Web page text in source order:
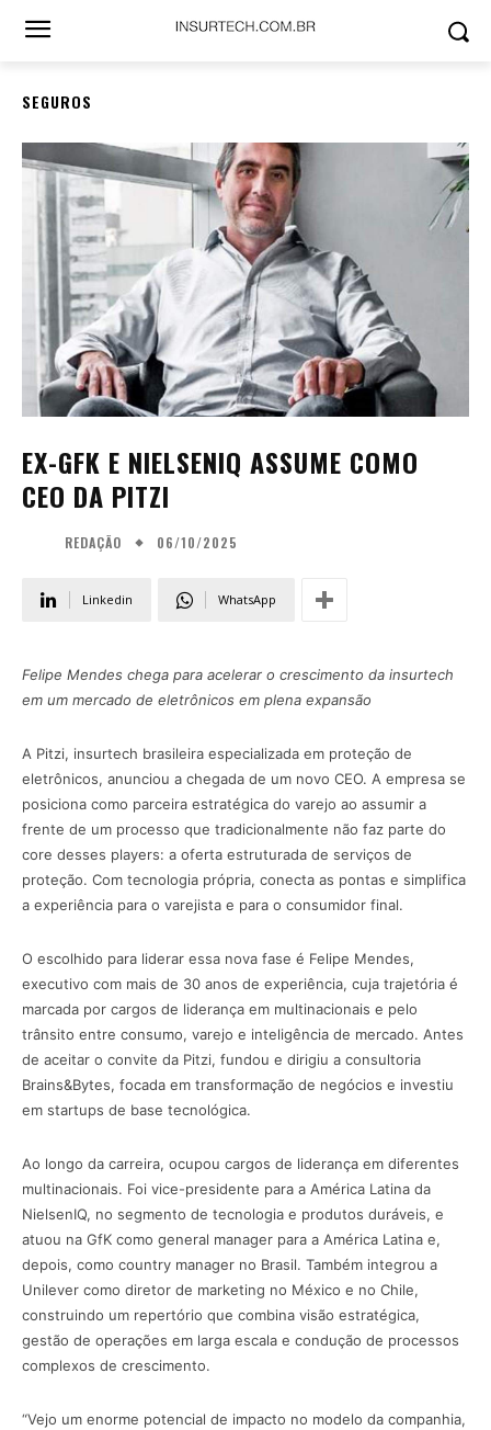
SEGUROS
EX-GFK E NIELSENIQ ASSUME COMO
CEO DA PITZI
REDAÇÃO 06/10/2025
Linkedin WhatsApp
Felipe Mendes chega para acelerar o crescimento da insurtech
em um mercado de eletrônicos em plena expansão
A Pitzi, insurtech brasileira especializada em proteção de
eletrônicos, anunciou a chegada de um novo CEO. A empresa se
posiciona como parceira estratégica do varejo ao assumir a
frente de um processo que tradicionalmente não faz parte do
core desses players: a oferta estruturada de serviços de
proteção. Com tecnologia própria, conecta as pontas e simplifica
a experiência para o varejista e para o consumidor final.
O escolhido para liderar essa nova fase é Felipe Mendes,
executivo com mais de 30 anos de experiência, cuja trajetória é
marcada por cargos de liderança em multinacionais e pelo
trânsito entre consumo, varejo e inteligência de mercado. Antes
de aceitar o convite da Pitzi, fundou e dirigiu a consultoria
Brains&Bytes, focada em transformação de negócios e investiu
em startups de base tecnológica.
Ao longo da carreira, ocupou cargos de liderança em diferentes
multinacionais. Foi vice-presidente para a América Latina da
NielsenIQ, no segmento de tecnologia e produtos duráveis, e
atuou na GfK como general manager para a América Latina e,
depois, como country manager no Brasil. Também integrou a
Unilever como diretor de marketing no México e no Chile,
construindo um repertório que combina visão estratégica,
gestão de operações em larga escala e condução de processos
complexos de crescimento.
“Vejo um enorme potencial de impacto no modelo da companhia,